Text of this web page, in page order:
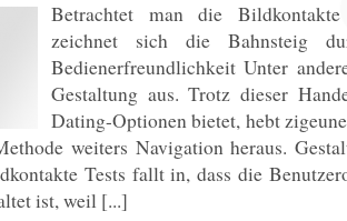
Betrachtet man die
zeichnet sich die Bahnsteig
Bedienerfreundlichkeit Unter
Gestaltung aus. Trotz dieser
Dating-Optionen bietet, hebt
weiters Navigation heraus.
Tests fallt in, dass die
ist, weil [...]